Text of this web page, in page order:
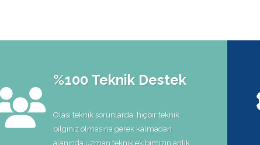
%100 Teknik Destek
Olası teknik sorunlarda, hiçbir teknik
bilginiz olmasına gerek kalmadan
alanında uzman teknik ekibimizin anlık